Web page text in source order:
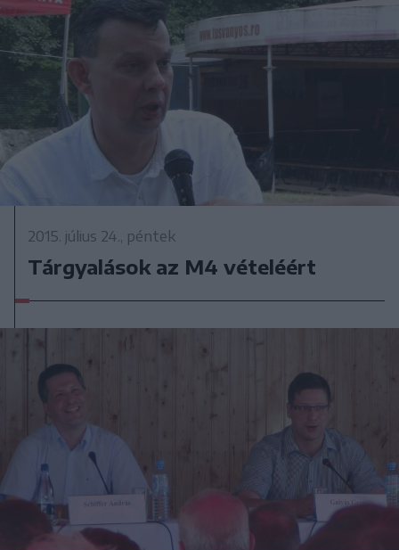
2015. július 24., péntek
Tárgyalások az M4 vételéért